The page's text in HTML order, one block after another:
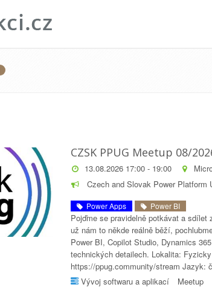
CZSK PPUG Meetup 08/
13.08.2026 17:00 - 19:00
Czech and Slovak Power Platform
Power Apps Power BI
Pojďme se pravidelně potkávat a
už nám to někde reálně běží,
Power BI, Copilot Studio, Dynamics
technických detailech. Lokalita:
https://ppug.community/stream Jazyk:
Vývoj softwaru a aplikací
Meetup